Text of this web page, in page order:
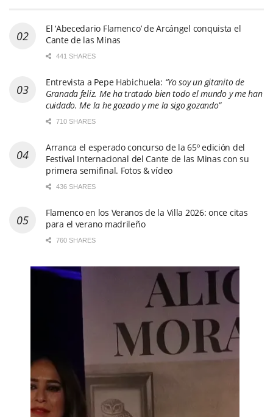
El ‘Abecedario Flamenco’ de Arcángel conquista el
Cante de las Minas
441 SHARES
Entrevista a Pepe Habichuela: “Yo soy un gitanito de
Granada feliz. Me ha tratado bien todo el mundo y me han
cuidado. Me la he gozado y me la sigo gozando”
710 SHARES
Arranca el esperado concurso de la 65º edición del
Festival Internacional del Cante de las Minas con su
primera semifinal. Fotos & vídeo
436 SHARES
Flamenco en los Veranos de la Villa 2026: once citas
para el verano madrileño
760 SHARES